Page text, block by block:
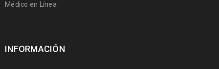
Médico en Línea
INFORMACIÓN